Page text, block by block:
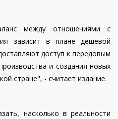
между отношениями с
зависит в плане дешевой
доступ к передовым
и создания новых
стране", - считает издание.
насколько в реальности